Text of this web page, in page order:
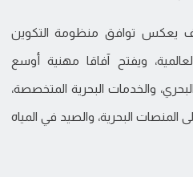
يعكس توافق منظومة التكوين
ويفتح آفاقا مهنية أوسع
والخدمات البحرية المتخصصة،
المنصات البحرية، والصيد في المياه